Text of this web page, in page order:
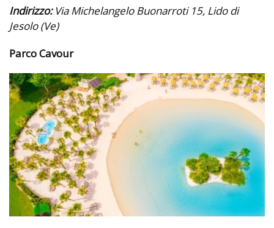
Indirizzo:Via Michelangelo Buonarroti 15, Lido di
Jesolo (Ve)
Parco Cavour